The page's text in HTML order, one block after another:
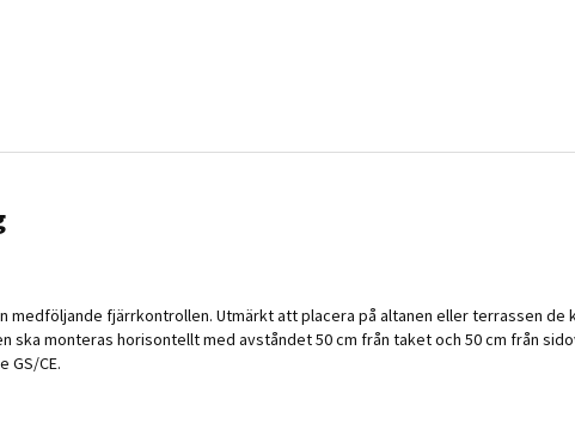
fjärrkontrollen. Utmärkt att placera på altanen eller terrassen de
ska monteras horisontellt med avståndet 50 cm från taket och 50 cm från
GS/CE.